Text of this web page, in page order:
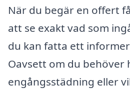
När du begär en offert
att se exakt vad som
du kan fatta ett
Oavsett om du behöver
engångsstädning eller